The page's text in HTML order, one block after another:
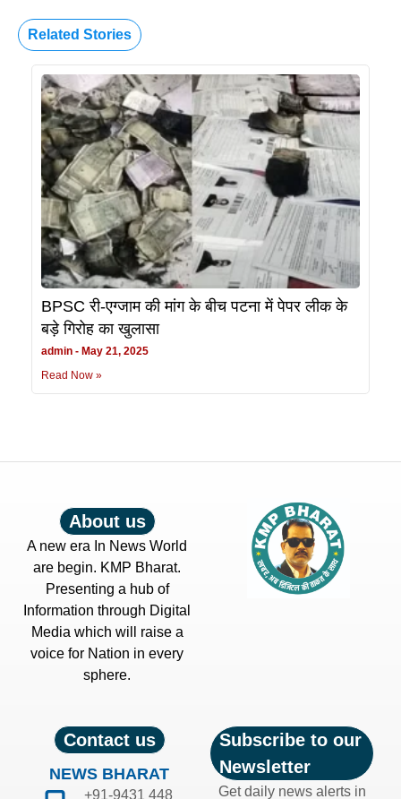
Related Stories
BPSC री-एग्जाम की मांग के बीच पटना में पेपर लीक के
बड़े गिरोह का खुलासा
admin
May 21, 2025
Read Now »
About us
A new era In News World
are begin. KMP Bharat.
Presenting a hub of
Information through Digital
Media which will raise a
voice for Nation in every
sphere.
Contact us
NEWS BHARAT
+91-9431 448
Subscribe to our
Newsletter
Get daily news alerts in